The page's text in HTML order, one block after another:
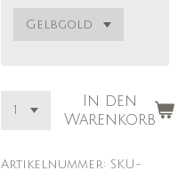
In den
Warenkorb
Artikelnummer: SKU-